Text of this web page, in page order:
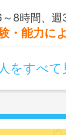
8時間、週
用期間3ヶ月有（
をすべて